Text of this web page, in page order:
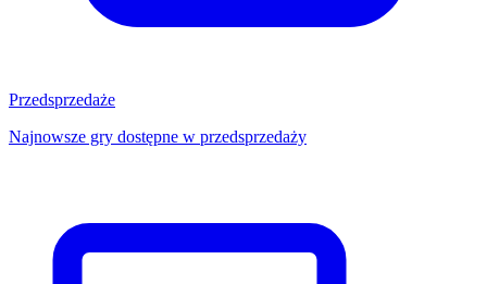
Przedsprzedaże
Najnowsze gry dostępne w przedsprzedaży